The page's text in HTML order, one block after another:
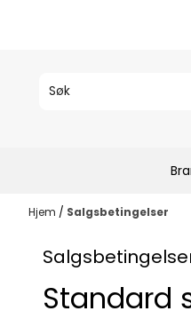
Hjem / Salgsbetingelser
Standard